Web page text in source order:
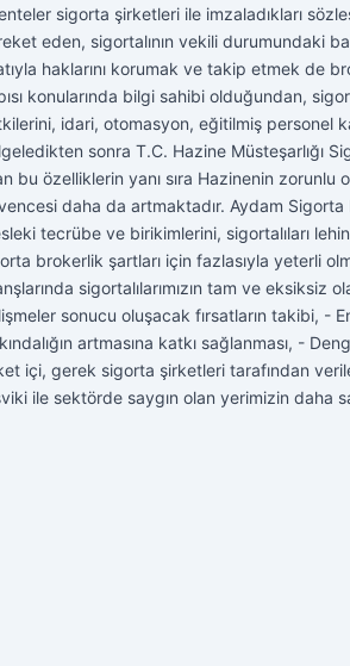
sigorta şirketleri ile imzaladıkları
eden, sigortalının vekili durumundaki
haklarını korumak ve takip etmek de
konularında bilgi sahibi olduğundan,
idari, otomasyon, eğitilmiş personel
sonra T.C. Hazine Müsteşarlığı
bu özelliklerin yanı sıra Hazinenin
daha da artmaktadır. Aydam Sigorta
tecrübe ve birikimlerini, sigortalıları
brokerlik şartları için fazlasıyla yeterli
sigortalılarımızın tam ve
sonucu oluşacak fırsatların takibi, -
artmasına katkı sağlanması, -
içi, gerek sigorta şirketleri tarafından
ile sektörde saygın olan yerimizin daha